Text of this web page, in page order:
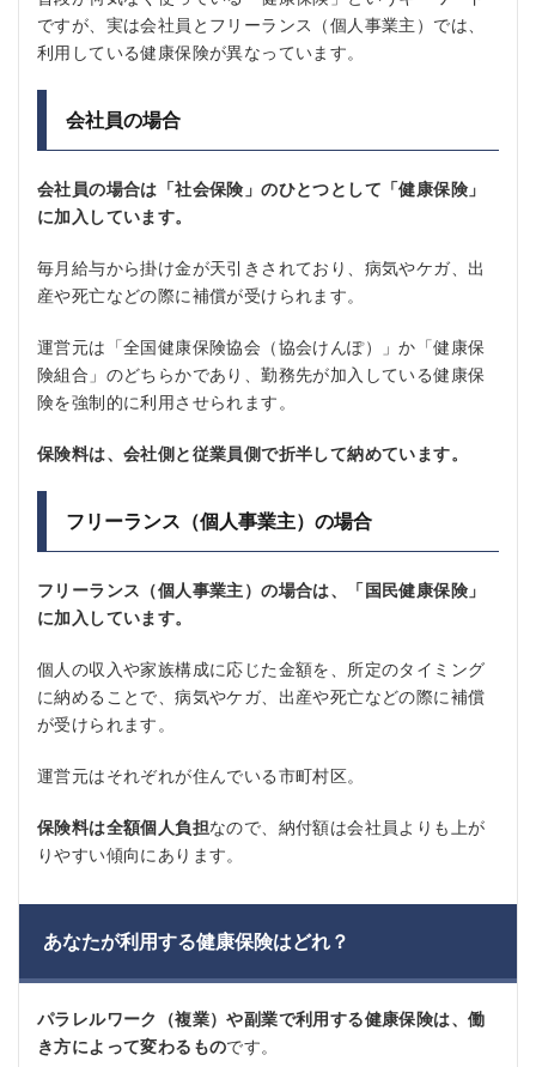
ですが、実は会社員とフリーランス（個人事業主）では、
利用している健康保険が異なっています。
会社員の場合
会社員の場合は「社会保険」のひとつとして「健康保険」
に加入しています。
毎月給与から掛け金が天引きされており、病気やケガ、出
産や死亡などの際に補償が受けられます。
運営元は「全国健康保険協会（協会けんぽ）」か「健康保
険組合」のどちらかであり、勤務先が加入している健康保
険を強制的に利用させられます。
保険料は、会社側と従業員側で折半して納めています。
フリーランス（個人事業主）の場合
フリーランス（個人事業主）の場合は、「国民健康保険」
に加入しています。
個人の収入や家族構成に応じた金額を、所定のタイミング
に納めることで、病気やケガ、出産や死亡などの際に補償
が受けられます。
運営元はそれぞれが住んでいる市町村区。
保険料は全額個人負担なので、納付額は会社員よりも上が
りやすい傾向にあります。
あなたが利用する健康保険はどれ？
パラレルワーク（複業）や副業で利用する健康保険は、働
き方によって変わるものです。